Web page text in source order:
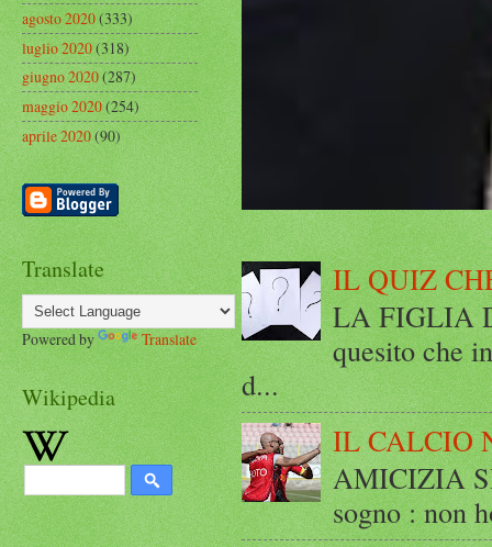
IL QUIZ
LA FIGLIA
quesito che
d...
IL CALCIO
AMICIZIA
sogno : non
agosto 2020(333)
luglio 2020(318)
giugno 2020(287)
maggio 2020(254)
aprile 2020(90)
Translate
Powered by Translate
Wikipedia